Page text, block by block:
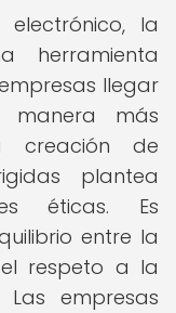
la
herramienta
llegar
más
creación de
plantea
éticas. Es
entre la
respeto a la
empresas